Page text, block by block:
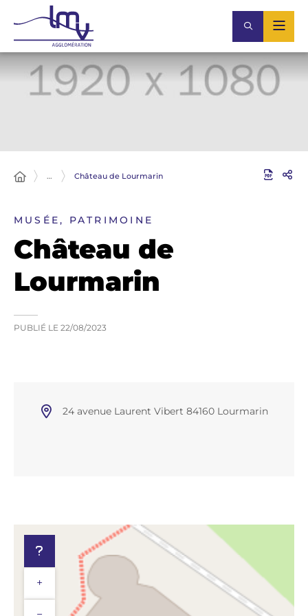
… Château de Lourmarin
MUSÉE, PATRIMOINE
Château de
Lourmarin
PUBLIÉ LE 22/08/2023
24 avenue Laurent Vibert 84160 Lourmarin
+